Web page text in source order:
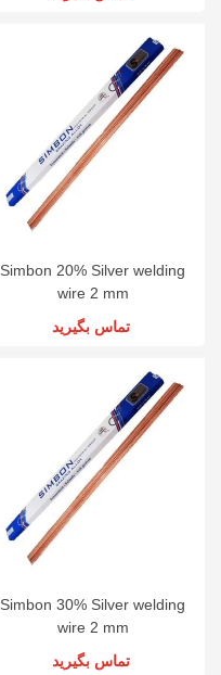
Simbon 20% Silver welding
wire 2 mm
تماس بگیرید
Simbon 30% Silver welding
wire 2 mm
تماس بگیرید